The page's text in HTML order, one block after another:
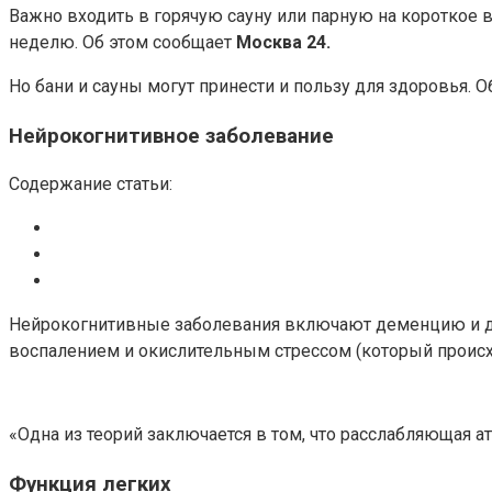
Важно входить в горячую сауну или парную на короткое
неделю. Об этом сообщает Москва 24.
Но бани и сауны могут принести и пользу для здоровья.
Нейрокогнитивное заболевание
Содержание статьи:
Нейрокогнитивные заболевания включают деменцию и
воспалением и окислительным стрессом (который
«Одна из теорий заключается в том, что
Функция легких